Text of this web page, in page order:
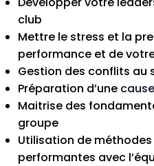
club
Mettre le stress et la
performance et de
Gestion des conflits au
Préparation d’une
Maitrise des
groupe
Utilisation de
performantes avec